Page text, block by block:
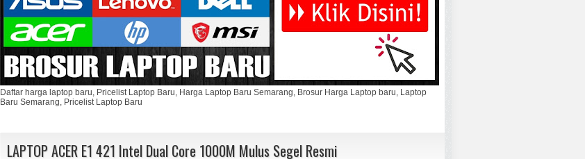
Daftar harga laptop baru, Pricelist Laptop Baru, Harga Laptop Baru Semarang, Brosur Harga Laptop baru, Laptop
Baru Semarang, Pricelist Laptop Baru
LAPTOP ACER E1 421 Intel Dual Core 1000M Mulus Segel Resmi